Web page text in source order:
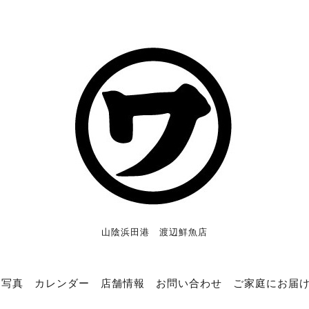
山陰浜田港 渡辺鮮魚店
写真 カレンダー 店舗情報 お問い合わせ ご家庭にお届け